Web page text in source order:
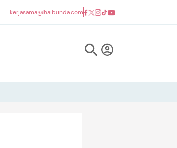
kerjasama@haibunda.com